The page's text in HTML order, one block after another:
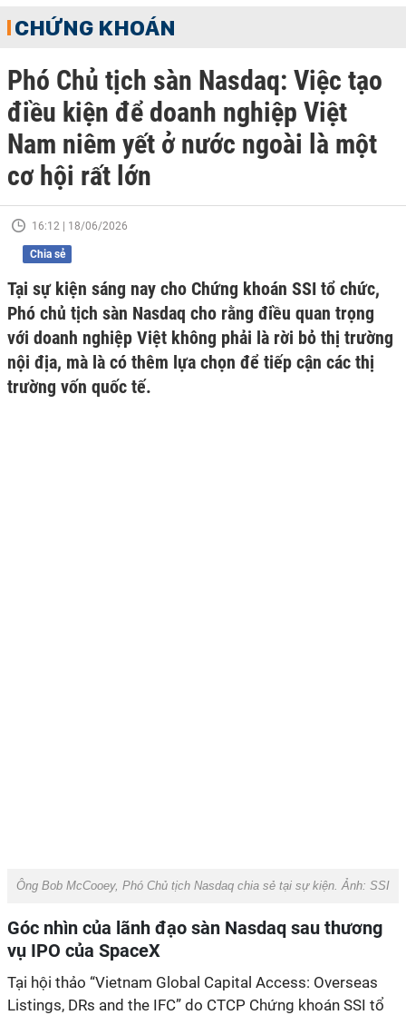
CHỨNG KHOÁN
Phó Chủ tịch sàn Nasdaq: Việc tạo
điều kiện để doanh nghiệp Việt
Nam niêm yết ở nước ngoài là một
cơ hội rất lớn
16:12 | 18/06/2026
Chia sẻ
Tại sự kiện sáng nay cho Chứng khoán SSI tổ chức,
Phó chủ tịch sàn Nasdaq cho rằng điều quan trọng
với doanh nghiệp Việt không phải là rời bỏ thị trường
nội địa, mà là có thêm lựa chọn để tiếp cận các thị
trường vốn quốc tế.
Ông Bob McCooey, Phó Chủ tịch Nasdaq chia sẻ tại sự kiện. Ảnh: SSI
Góc nhìn của lãnh đạo sàn Nasdaq sau thương
vụ IPO của SpaceX
Tại hội thảo “Vietnam Global Capital Access: Overseas
Listings, DRs and the IFC” do CTCP Chứng khoán SSI tổ